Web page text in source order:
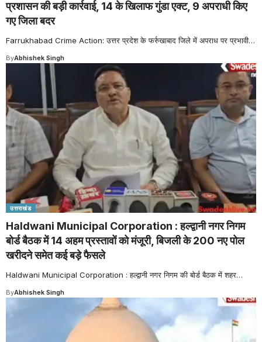
प्रशासन की बड़ी कार्रवाई, 14 के खिलाफ गुंडा एक्ट, 9 अपराधी किए
गए जिला बदर
Farrukhabad Crime Action: उत्तर प्रदेश के फर्रुखाबाद जिले में अपराध पर प्रभावी…
ByAbhishek Singh
उत्तराखंड
Haldwani Municipal Corporation : हल्द्वानी नगर निगम
बोर्ड बैठक में 14 अहम प्रस्तावों को मंजूरी, बिजली के 200 नए पोल
खरीदने समेत कई बड़े फैसले
Haldwani Municipal Corporation : हल्द्वानी नगर निगम की बोर्ड बैठक में शहर…
ByAbhishek Singh